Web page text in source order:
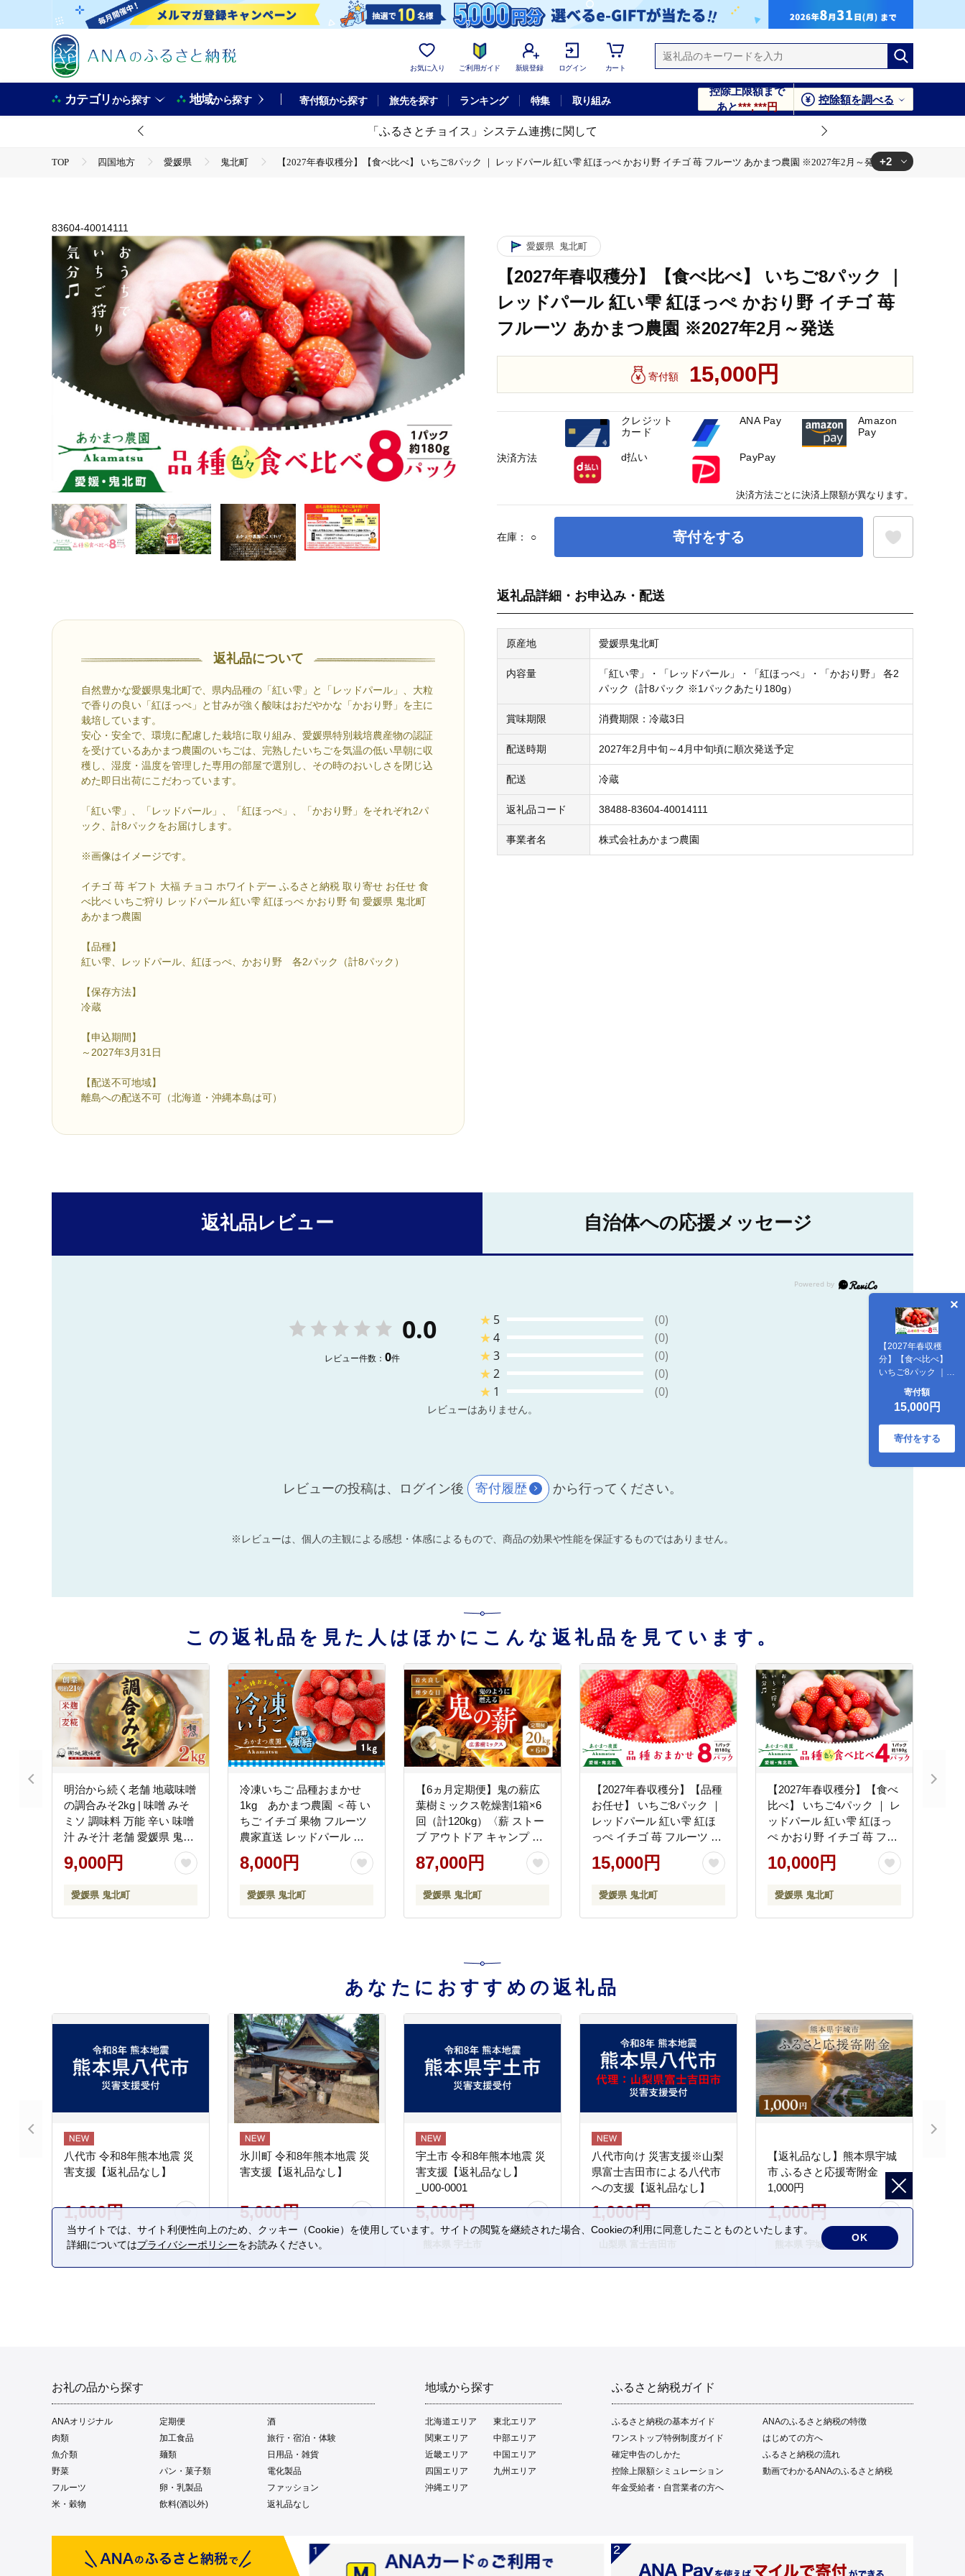
お気に入り ご利用ガイド 新規登録 ログイン カート
カテゴリから探す 地域から探す 寄付額から探す 旅先を探す ランキング 特集 取り組み
控除上限額まで
あと***,***円
控除額を調べる
「ふるさとチョイス」システム連携に関して
TOP 四国地方 愛媛県 鬼北町
【2027年春収穫分】【食べ比べ】 いちご8パック ｜ レッドパール 紅い雫 紅ほっぺ かおり野 イチゴ 苺 フルーツ あかまつ農園 ※2027年2月～発送+2
83604-40014111
返礼品について
自然豊かな愛媛県鬼北町で、県内品種の「紅い雫」と「レッドパール」、大粒
で香りの良い「紅ほっぺ」と甘みが強く酸味はおだやかな「かおり野」を主に
栽培しています。
安心・安全で、環境に配慮した栽培に取り組み、愛媛県特別栽培農産物の認証
を受けているあかまつ農園のいちごは、完熟したいちごを気温の低い早朝に収
穫し、湿度・温度を管理した専用の部屋で選別し、その時のおいしさを閉じ込
めた即日出荷にこだわっています。
「紅い雫」、「レッドパール」、「紅ほっぺ」、「かおり野」をそれぞれ2パ
ック、計8パックをお届けします。
※画像はイメージです。
イチゴ 苺 ギフト 大福 チョコ ホワイトデー ふるさと納税 取り寄せ お任せ 食
べ比べ いちご狩り レッドパール 紅い雫 紅ほっぺ かおり野 旬 愛媛県 鬼北町
あかまつ農園
【品種】
紅い雫、レッドパール、紅ほっぺ、かおり野 各2パック（計8パック）
【保存方法】
冷蔵
【申込期間】
～2027年3月31日
【配送不可地域】
離島への配送不可（北海道・沖縄本島は可）
愛媛県 鬼北町
【2027年春収穫分】【食べ比べ】 いちご8パック ｜
レッドパール 紅い雫 紅ほっぺ かおり野 イチゴ 苺
フルーツ あかまつ農園 ※2027年2月～発送
寄付額 15,000円
在庫： ○ 寄付をする
【2027年春収穫
分】【食べ比べ】
いちご8パック ｜
雫 紅ほっぺ かおり
野 イチゴ 苺 フルー
ツ あかまつ農園
※2027年2月～発
送
寄付額
15,000円
寄付をする
返礼品詳細・お申込み・配送
原産地 愛媛県鬼北町
内容量
「紅い雫」・「レッドパール」・「紅ほっぺ」・「かおり野」 各2
パック（計8パック ※1パックあたり180g）
賞味期限 消費期限：冷蔵3日
配送時期 2027年2月中旬～4月中旬頃に順次発送予定
配送 冷蔵
返礼品コード 38488-83604-40014111
事業者名 株式会社あかまつ農園
決済方法
クレジット
カード
ANA Pay
Amazon
Pay
d払い PayPay
決済方法ごとに決済上限額が異なります。
返礼品レビュー 自治体への応援メッセージ
0.0
レビュー件数： 0件
★ 5
(0)
★4
(0)
★3
(0)
★2
(0)
★ 1 (0)
レビューはありません。
レビューの投稿は、ログイン後 寄付履歴 から行ってください。
※レビューは、個人の主観による感想・体感によるもので、商品の効果や性能を保証するものではありません。
この返礼品を見た人はほかにこんな返礼品を見ています。
明治から続く老舗 地蔵味噌
の調合みそ2kg | 味噌 みそ
ミソ 調味料 万能 辛い 味噌
汁 みそ汁 老舗 愛媛県 鬼北
9,000円
愛媛県 鬼北町
冷凍いちご 品種おまかせ
1kg あかまつ農園 ＜苺 い
ちご イチゴ 果物 フルーツ
農家直送 レッドパール 紅
い雫 紅ほっぺ 冷凍 スムー
ジー ジャム お菓子づくり
8,000円
愛媛県 鬼北町
【6ヵ月定期便】鬼の薪広
葉樹ミックス乾燥割1箱×6
回（計120kg）〈薪 ストー
ブ アウトドア キャンプ ピ
ザ ボイラー 自然 火 炎 燃料
焚火 暖炉 窯焼き 四国薪販
ー 愛媛県 鬼北町〉※離島
への配送不可
87,000円
愛媛県 鬼北町
【2027年春収穫分】【品種
お任せ】 いちご8パック ｜
レッドパール 紅い雫 紅ほ
っぺ イチゴ 苺 フルーツ あ
かまつ農園 ※2027年2月～
発送
15,000円
愛媛県 鬼北町
【2027年春収穫分】【食べ
比べ】 いちご4パック ｜ レ
ッドパール 紅い雫 紅ほっ
ぺ かおり野 イチゴ 苺 フル
ーツ あかまつ農園 ※2027
年2月～発送
10,000円
愛媛県 鬼北町
あなたにおすすめの返礼品
八代市 令和8年熊本地震 災
害支援【返礼品なし】
1,000円
熊本県 八代市
氷川町 令和8年熊本地震 災
害支援【返礼品なし】
5,000円
熊本県 氷川町
宇土市 令和8年熊本地震 災
害支援【返礼品なし】
_U00-0001
5,000円
八代市向け 災害支援※山梨
県富士吉田市による八代市
への支援【返礼品なし】
1,000円
【返礼品なし】熊本県宇城
市 ふるさと応援寄附金
1,000円
1,000円
熊本県 宇城市
お礼の品から探す
ANAオリジナル 定期便
酒
肉類
加工食品
旅行・宿泊・体験
魚介類
麺類
日用品・雑貨
野菜
パン・菓子類
電化製品
フルーツ
卵・乳製品
ファッション
米・穀物
飲料(酒以外) 返礼品なし
地域から探す
北海道エリア
東北エリア
関東エリア
中部エリア
近畿エリア
中国エリア
四国エリア
九州エリア
沖縄エリア
ふるさと納税ガイド
ふるさと納税の基本ガイド
ANAのふるさと納税の特徴
ワンストップ特例制度ガイド
はじめての方へ
確定申告のしかた
ふるさと納税の流れ
控除上限額シミュレーション
動画でわかるANAのふるさと納税
年金受給者・自営業者の方へ
当サイトでは、サイト利便性向上のため、クッキー（Cookie）を使用しています。サイトの閲覧を継続された場合、Cookieの利用に同意したことものといたします。
詳細についてはプライバシーポリシーをお読みください。
OK